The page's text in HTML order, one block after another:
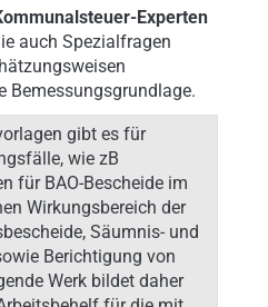
Experten
auch Spezialfragen
Bemessungsgrundlage.
gibt es für
wie zB
für BAO-Bescheide im
Wirkungsbereich der
Säumnis- und
Berichtigung von
Werk bildet daher